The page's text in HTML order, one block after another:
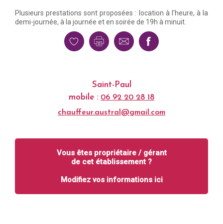
Plusieurs prestations sont proposées : location à l'heure, à la
demi-journée, à la journée et en soirée de 19h à minuit.
Saint-Paul
mobile : 06 92 20 28 18
chauffeur.austral@gmail.com
Vous êtes propriétaire / gérant
de cet établissement ?
Modifiez vos informations ici